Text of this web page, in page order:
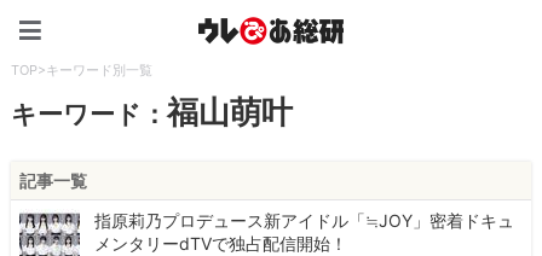
TOP>キーワード別一覧
キーワード：福山萌叶
記事一覧
指原莉乃プロデュース新アイドル「≒JOY」密着ドキュ
メンタリーdTVで独占配信開始！